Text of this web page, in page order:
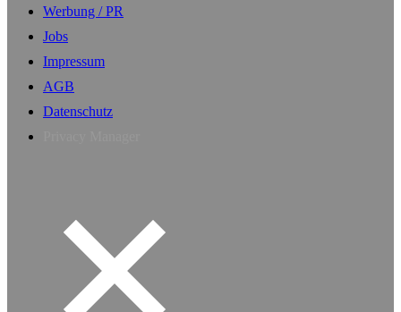
Werbung / PR
Jobs
Impressum
AGB
Datenschutz